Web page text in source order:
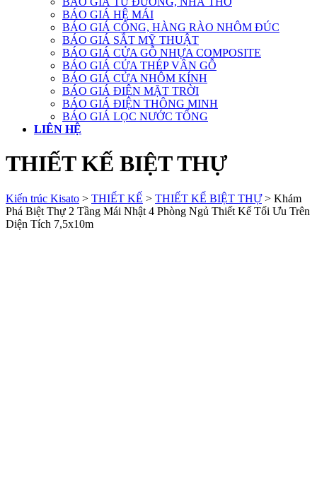
BÁO GIÁ HỆ MÁI
BÁO GIÁ CỔNG, HÀNG RÀO NHÔM ĐÚC
BÁO GIÁ SẮT MỸ THUẬT
BÁO GIÁ CỬA GỖ NHỰA COMPOSITE
BÁO GIÁ CỬA THÉP VÂN GỖ
BÁO GIÁ CỬA NHÔM KÍNH
BÁO GIÁ ĐIỆN MẶT TRỜI
BÁO GIÁ ĐIỆN THÔNG MINH
BÁO GIÁ LỌC NƯỚC TỔNG
LIÊN HỆ
THIẾT KẾ BIỆT THỰ
Kiến trúc Kisato > THIẾT KẾ > THIẾT KẾ BIỆT THỰ> Khám
Phá Biệt Thự 2 Tầng Mái Nhật 4 Phòng Ngủ Thiết Kế Tối Ưu Trên
Diện Tích 7,5x10m